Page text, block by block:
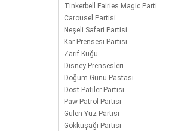
Tinkerbell Fairies Magic Parti
Carousel Partisi
Neşeli Safari Partisi
Kar Prensesi Partisi
Zarif Kuğu
Disney Prensesleri
Doğum Günü Pastası
Dost Patiler Partisi
Paw Patrol Partisi
Gülen Yüz Partisi
Gökkuşağı Partisi